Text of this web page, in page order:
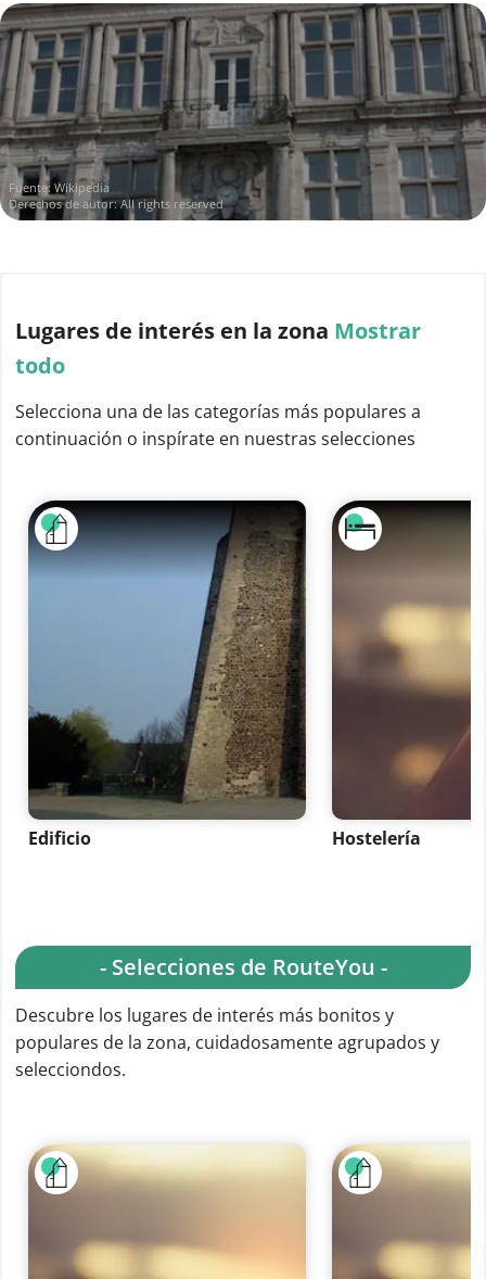
Fuente: Wikipedia
Derechos de autor: All rights reserved
Lugares de interés en la zona Mostrar
todo
Selecciona una de las categorías más populares a
continuación o inspírate en nuestras selecciones
Edificio Hostelería
- Selecciones de RouteYou -
Descubre los lugares de interés más bonitos y
populares de la zona, cuidadosamente agrupados y
selecciondos.